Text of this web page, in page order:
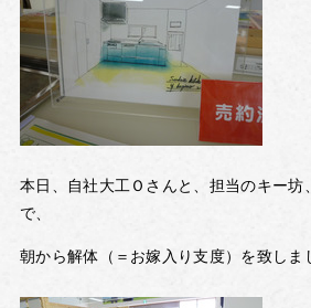
本日、自社大工Ｏさんと、担当のキー坊
で、
朝から解体（＝お嫁入り支度）を致しま